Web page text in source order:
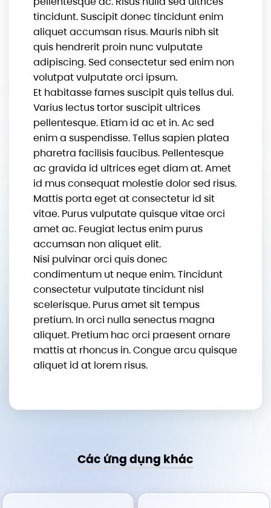
tincidunt. Suscipit donec tincidunt enim
aliquet accumsan risus. Mauris nibh sit
quis hendrerit proin nunc vulputate
adipiscing. Sed consectetur sed enim non
volutpat vulputate orci ipsum.
Et habitasse fames suscipit quis tellus dui.
Varius lectus tortor suscipit ultrices
pellentesque. Etiam id ac et in. Ac sed
enim a suspendisse. Tellus sapien platea
pharetra facilisis faucibus. Pellentesque
ac gravida id ultrices eget diam at. Amet
id mus consequat molestie dolor sed risus.
Mattis porta eget at consectetur id sit
vitae. Purus vulputate quisque vitae orci
amet ac. Feugiat lectus enim purus
accumsan non aliquet elit.
Nisi pulvinar orci quis donec
condimentum ut neque enim. Tincidunt
consectetur vulputate tincidunt nisl
scelerisque. Purus amet sit tempus
pretium. In orci nulla senectus magna
aliquet. Pretium hac orci praesent ornare
mattis at rhoncus in. Congue arcu quisque
aliquet id at lorem risus.
Các ứng dụng khác